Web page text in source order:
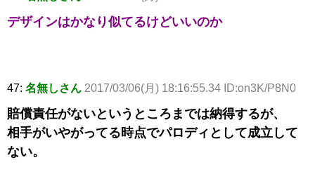
デザインはかなり似てるけどいいのか
47: 名無しさん 2017/03/06(月) 18:16:55.34 ID:on3K/P8N0
賠償責任がないというところまでは納得するが、
相手がいやがってる時点でパロディとして成立して
ない。